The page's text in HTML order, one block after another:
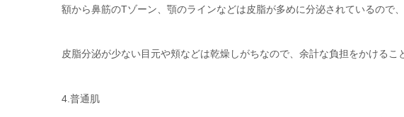
額から鼻筋のTゾーン、顎のラインなどは皮脂が多めに分泌されているので
皮脂分泌が少ない目元や頬などは乾燥しがちなので、余計な負担をかける
4.普通肌